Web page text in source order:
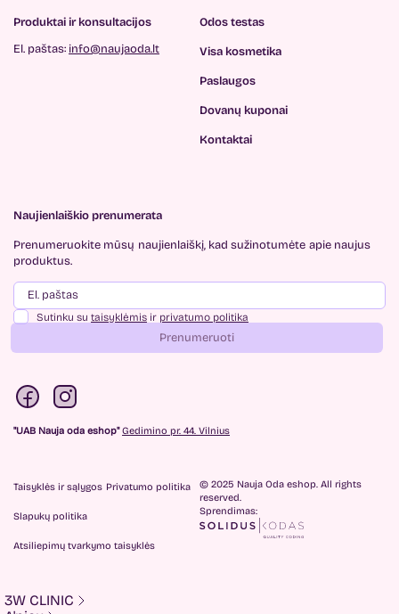
Produktai ir konsultacijos
El. paštas: info@naujaoda.lt
Odos testas
Visa kosmetika
Paslaugos
Dovanų kuponai
Kontaktai
Naujienlaiškio prenumerata
Prenumeruokite mūsų naujienlaiškį, kad sužinotumėte apie naujus
produktus.
Sutinku su taisyklėmis ir privatumo politika
Prenumeruoti
"UAB Nauja oda eshop" Gedimino pr. 44. Vilnius
Taisyklės ir sąlygos Privatumo politika
Slapukų politika
Atsiliepimų tvarkymo taisyklės
© 2025 Nauja Oda eshop. All rights
reserved.
Sprendimas:
3W CLINIC